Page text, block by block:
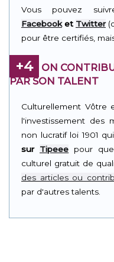
Vous pouvez
Facebooket Twitter
pour être certifiés,
+4
ON
PAR SON TALENT
Culturellement Vôtre
l'investissement des
non lucratif loi 1901
sur Tipeee pour
culturel gratuit de
des articles ou
par d'autres talents.